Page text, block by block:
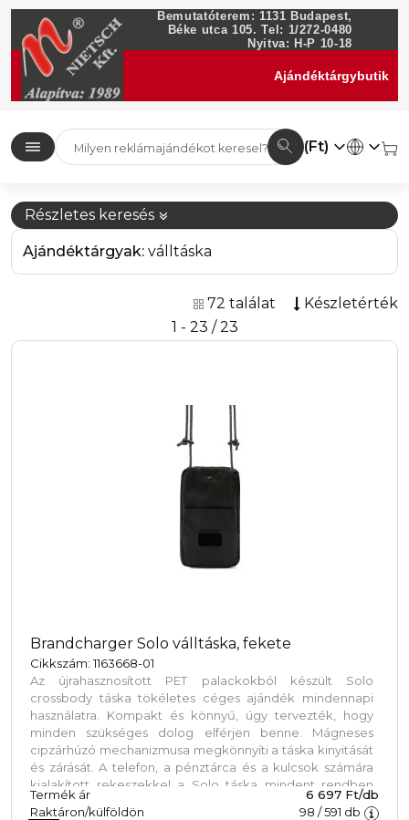
Bemutatóterem: 1131 Budapest,
Béke utca 105. Tel: 1/272-0480
Nyitva: H-P 10-18
Ajándéktárgybutik
(Ft)
Részletes keresés
Ajándéktárgyak: válltáska
72 találat
Készletérték
1 - 23 / 23
Brandcharger Solo válltáska, fekete
Cikkszám: 1163668-01
Az újrahasznosított PET palackokból készült Solo
crossbody táska tökéletes céges ajándék mindennapi
használatra. Kompakt és könnyű, úgy tervezték, hogy
minden szükséges dolog elférjen benne. Mágneses
cipzárhúzó mechanizmusa megkönnyíti a táska kinyitását
és zárását. A telefon, a pénztárca és a kulcsok számára
kialakított rekeszekkel a Solo táska mindent rendben
tart. Az állítható hordzsinór sokoldalúságot kínál, víz- és
Termék ár
6 697 Ft/db
Raktáron/külföldön
98 /591 db